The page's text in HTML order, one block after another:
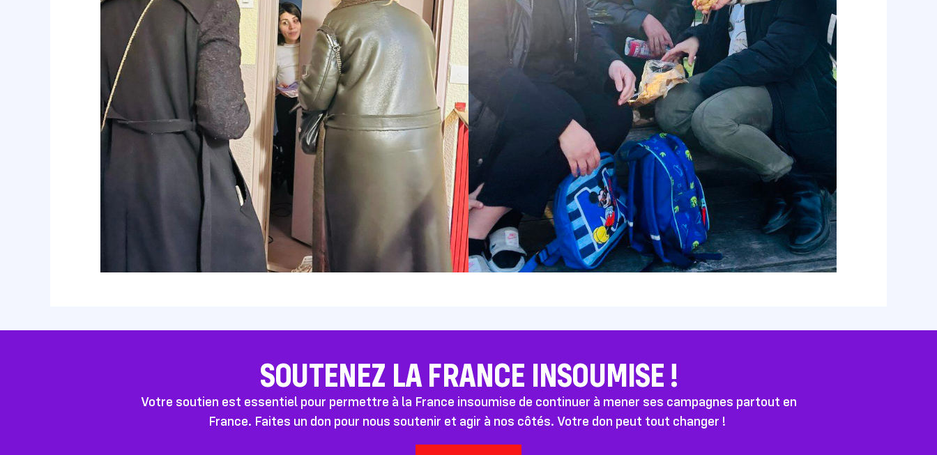
SOUTENEZ LA FRANCE INSOUMISE !
Votre soutien est essentiel pour permettre à la France insoumise de continuer à mener ses campagnes partout en
France. Faites un don pour nous soutenir et agir à nos côtés. Votre don peut tout changer !